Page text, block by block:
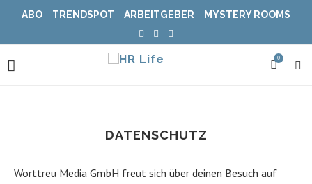
ABO TRENDSPOT ARBEITGEBER MYSTERY ROOMS
0
DATENSCHUTZ
Worttreu Media GmbH freut sich über deinen Besuch auf